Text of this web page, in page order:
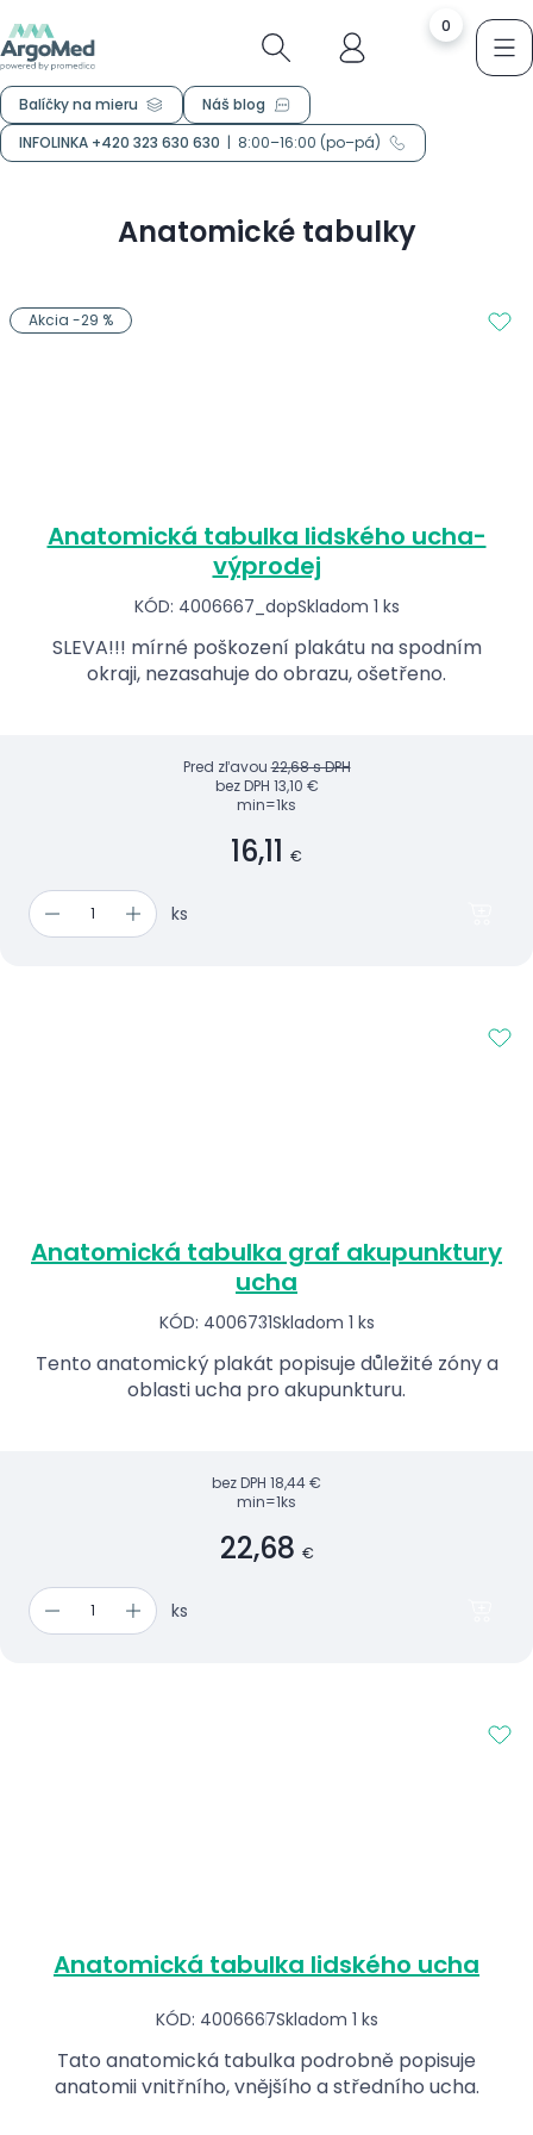
0
Balíčky na mieru
Náš blog
INFOLINKA +420 323 630 630 | 8:00–16:00 (po–pá)
Anatomické tabulky
Anatomická tabulka lidského ucha-
výprodej
KÓD: 4006667_dopSkladom 1 ks
SLEVA!!! mírné poškození plakátu na spodním
okraji, nezasahuje do obrazu, ošetřeno.
Pred zľavou22,68 s DPH
bez DPH 13,10 €
min=1ks
16,11 €
ks
Akcia -29 %
Anatomická tabulka graf akupunktury
ucha
KÓD: 4006731Skladom 1 ks
Tento anatomický plakát popisuje důležité zóny a
oblasti ucha pro akupunkturu.
bez DPH 18,44 €
min=1ks
22,68 €
ks
Anatomická tabulka lidského ucha
KÓD: 4006667Skladom 1 ks
Tato anatomická tabulka podrobně popisuje
anatomii vnitřního, vnějšího a středního ucha.